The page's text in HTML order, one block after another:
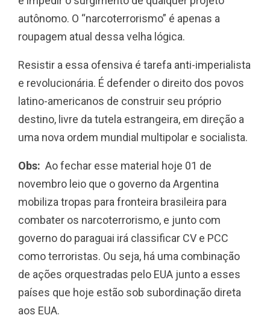
autônomo. O “narcoterrorismo” é apenas a
roupagem atual dessa velha lógica.
Resistir a essa ofensiva é tarefa anti-imperialista
e revolucionária. É defender o direito dos povos
latino-americanos de construir seu próprio
destino, livre da tutela estrangeira, em direção a
uma nova ordem mundial multipolar e socialista.
Obs: Ao fechar esse material hoje 01 de
novembro leio que o governo da Argentina
mobiliza tropas para fronteira brasileira para
combater os narcoterrorismo, e junto com
governo do paraguai irá classificar CV e PCC
como terroristas. Ou seja, há uma combinação
de ações orquestradas pelo EUA junto a esses
países que hoje estão sob subordinação direta
aos EUA.